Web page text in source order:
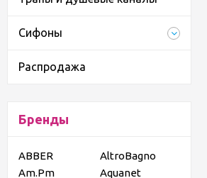
Сифоны
Распродажа
Бренды
ABBER
AltroBagno
Am.Pm
Aquanet